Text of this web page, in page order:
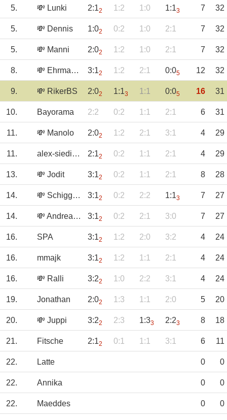
5. 💸 Lunki 2:12 1:2 1:0 1:13 7 32
5. 💸 Dennis 1:02 0:2 1:0 2:1 7 32
5. 💸 Manni 2:02 1:2 1:0 2:1 7 32
8. 💸 Ehrmantraut 3:12 1:2 2:1 0:05 12 32
9. 💸 RikerBS 2:02 1:13 1:1 0:05 16 31
10. Bayorama 2:2 0:2 1:1 2:1 6 31
11. 💸 Manolo 2:02 1:2 2:1 3:1 4 29
11. alex-siedinho 2:12 0:2 1:1 2:1 4 29
13. 💸 Jodit 3:12 0:2 1:1 2:1 8 28
14. 💸 Schiggorie 3:12 0:2 2:2 1:13 7 27
14. 💸 AndreasKr 3:12 0:2 2:1 3:0 7 27
16. SPA 3:12 1:2 2:0 3:2 4 24
16. mmajk 3:12 1:2 1:1 2:1 4 24
16. 💸 Ralli 3:22 1:0 2:2 3:1 4 24
19. Jonathan 2:02 1:3 1:1 2:0 5 20
20. 💸 Juppi 3:22 2:3 1:33 2:23 8 18
21. Fitsche 2:12 0:1 1:1 3:1 6 11
22. Latte 0 0
22. Annika 0 0
22. Maeddes 0 0